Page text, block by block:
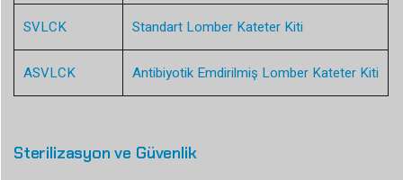
SVLCK Standart Lomber Kateter Kiti
ASVLCK Antibiyotik Emdirilmiş Lomber Kateter Kiti
Sterilizasyon ve Güvenlik